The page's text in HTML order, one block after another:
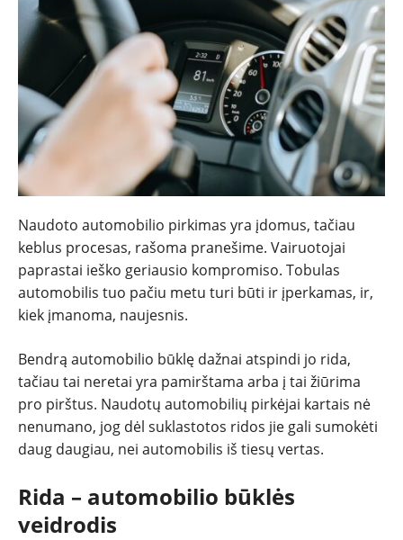
NAUJIENOS
Naudoto automobilio pirkimas yra įdomus, tačiau
keblus procesas, rašoma pranešime. Vairuotojai
paprastai ieško geriausio kompromiso. Tobulas
automobilis tuo pačiu metu turi būti ir įperkamas, ir,
kiek įmanoma, naujesnis.
Bendrą automobilio būklę dažnai atspindi jo rida,
tačiau tai neretai yra pamirštama arba į tai žiūrima
pro pirštus. Naudotų automobilių pirkėjai kartais nė
nenumano, jog dėl suklastotos ridos jie gali sumokėti
daug daugiau, nei automobilis iš tiesų vertas.
Rida – automobilio būklės
veidrodis